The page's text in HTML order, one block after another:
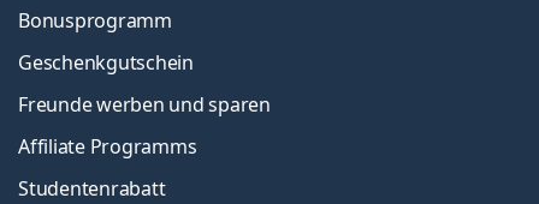
Bonusprogramm
Geschenkgutschein
Freunde werben und sparen
Affiliate Programms
Studentenrabatt